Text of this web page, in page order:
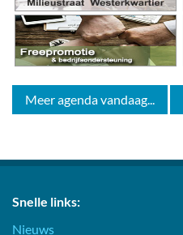
Meer agenda vandaag...
Snelle links:
Nieuws